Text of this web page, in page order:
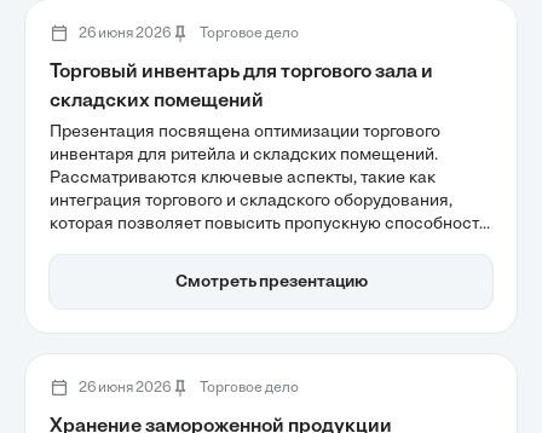
26 июня 2026 Торговое дело
Торговый инвентарь для торгового зала и
складских помещений
Презентация посвящена оптимизации торгового
инвентаря для ритейла и складских помещений.
Рассматриваются ключевые аспекты, такие как
интеграция торгового и складского оборудования,
которая позволяет повысить пропускную способность
Также акцентируется внимание на важности
автоматизации процессов для сохранения
Смотреть презентацию
26 июня 2026 Торговое дело
Хранение замороженной продукции